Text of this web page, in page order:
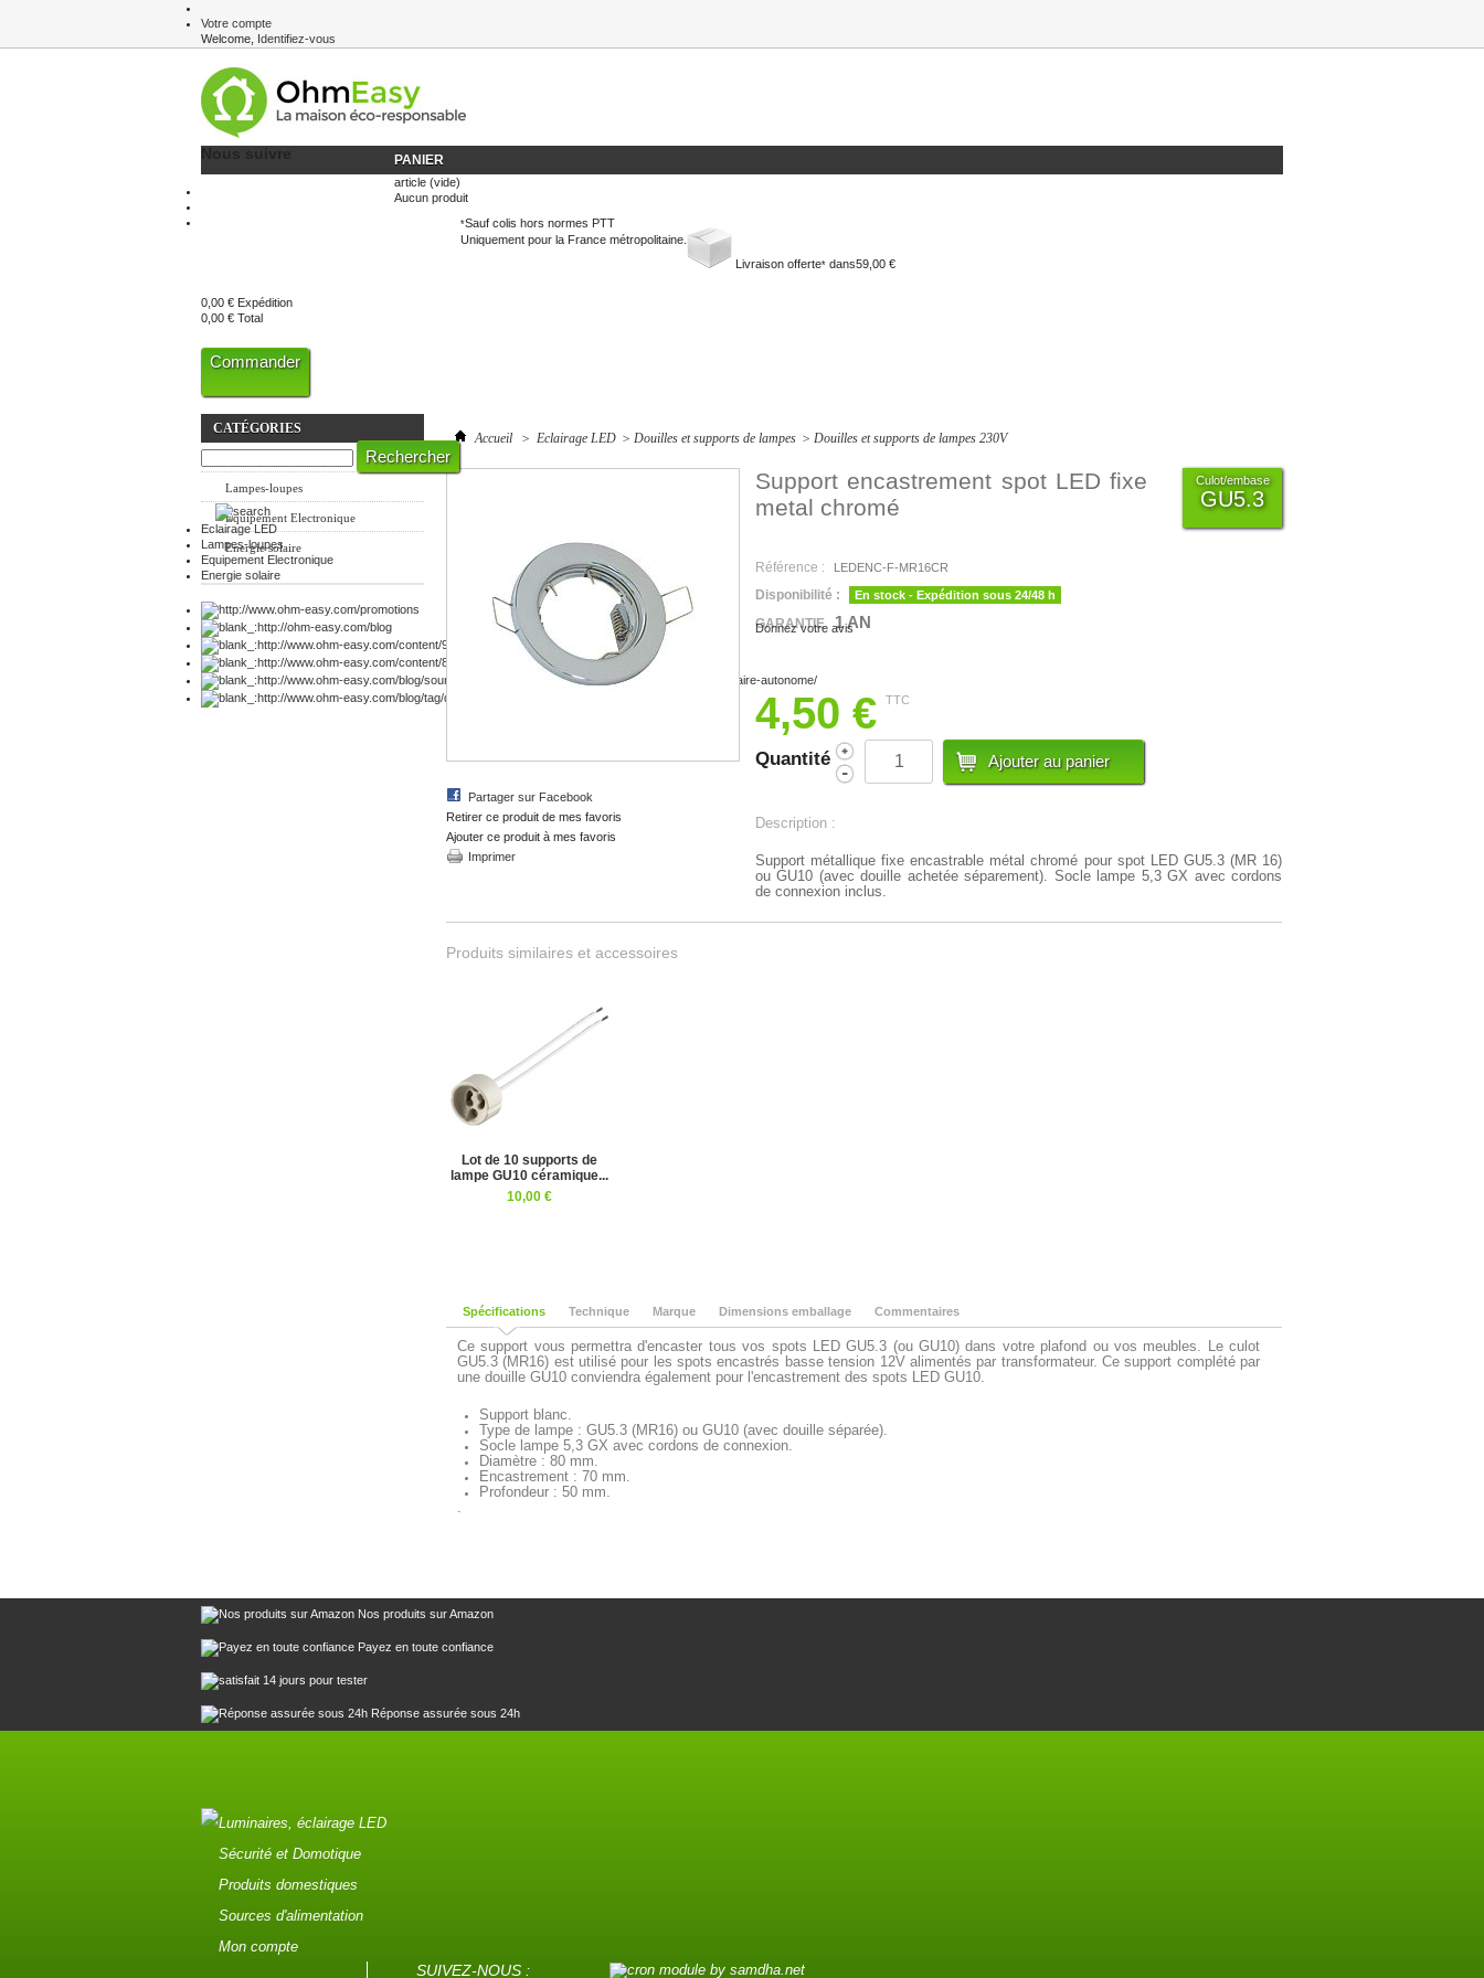
Votre compte
Welcome, Identifiez-vous
Newsletter
PANIER
article (vide)
Aucun produit
Livraison offerte* dans59,00 €
*Sauf colis hors normes PTT
Uniquement pour la France métropolitaine.
0,00 € Expédition
0,00 € Total
Commander
Eclairage LED
Lampes-loupes
Equipement Electronique
Energie solaire
CATÉGORIES
Lampes-loupes
Equipement Electronique
Energie solaire
Accueil > Eclairage LED > Douilles et supports de lampes > Douilles et supports de lampes 230V
Partager sur Facebook
Retirer ce produit de mes favoris
Ajouter ce produit à mes favoris
Imprimer
Support encastrement spot LED fixe
metal chromé
Référence : LEDENC-F-MR16CR
Disponibilité : En stock - Expédition sous 24/48 h
GARANTIE 1 AN
Donnez votre avis
4,50 € TTC
Quantité
Culot/embase
GU5.3
Description :
Support métallique fixe encastrable métal chromé pour spot LED GU5.3 (MR 16)
ou GU10 (avec douille achetée séparement). Socle lampe 5,3 GX avec cordons
de connexion inclus.
Produits similaires et accessoires
Lot de 10 supports de
lampe GU10 céramique...
10,00 €
Spécifications Technique Marque Dimensions emballage Commentaires
Ce support vous permettra d'encaster tous vos spots LED GU5.3 (ou GU10) dans votre plafond ou vos meubles. Le culot
GU5.3 (MR16) est utilisé pour les spots encastrés basse tension 12V alimentés par transformateur. Ce support complété par
une douille GU10 conviendra également pour l'encastrement des spots LED GU10.
Support blanc.
Type de lampe : GU5.3 (MR16) ou GU10 (avec douille séparée).
Socle lampe 5,3 GX avec cordons de connexion.
Diamètre : 80 mm.
Encastrement : 70 mm.
Profondeur : 50 mm.
Nos produits sur Amazon
Payez en toute confiance
14 jours pour tester
Réponse assurée sous 24h
Luminaires, éclairage LED
Sécurité et Domotique
Produits domestiques
Sources d'alimentation
Mon compte
SUIVEZ-NOUS :